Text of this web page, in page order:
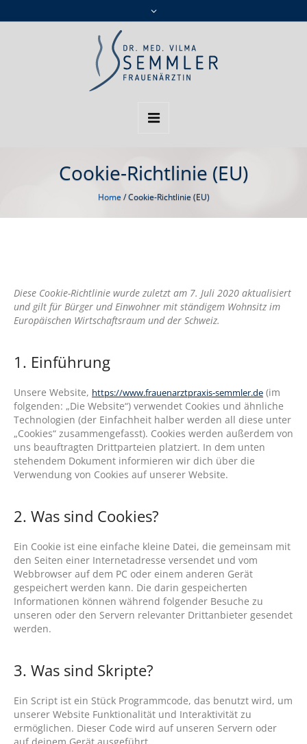
Cookie-Richtlinie (EU)
Home /Cookie-Richtlinie (EU)
Diese Cookie-Richtlinie wurde zuletzt am 7. Juli 2020 aktualisiert
und gilt für Bürger und Einwohner mit ständigem Wohnsitz im
Europäischen Wirtschaftsraum und der Schweiz.
1. Einführung
Unsere Website, https://www.frauenarztpraxis-semmler.de (im
folgenden: „Die Website“) verwendet Cookies und ähnliche
Technologien (der Einfachheit halber werden all diese unter
„Cookies“ zusammengefasst). Cookies werden außerdem von
uns beauftragten Drittparteien platziert. In dem unten
stehendem Dokument informieren wir dich über die
Verwendung von Cookies auf unserer Website.
2. Was sind Cookies?
Ein Cookie ist eine einfache kleine Datei, die gemeinsam mit
den Seiten einer Internetadresse versendet und vom
Webbrowser auf dem PC oder einem anderen Gerät
gespeichert werden kann. Die darin gespeicherten
Informationen können während folgender Besuche zu
unseren oder den Servern relevanter Drittanbieter gesendet
werden.
3. Was sind Skripte?
Ein Script ist ein Stück Programmcode, das benutzt wird, um
unserer Website Funktionalität und Interaktivität zu
ermöglichen. Dieser Code wird auf unseren Servern oder